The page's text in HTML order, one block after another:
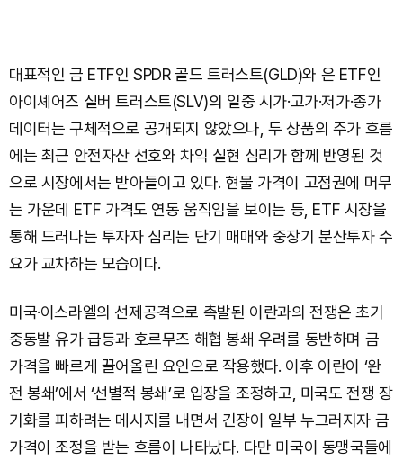
대표적인 금 ETF인 SPDR 골드 트러스트(GLD)와 은 ETF인
아이셰어즈 실버 트러스트(SLV)의 일중 시가·고가·저가·종가
데이터는 구체적으로 공개되지 않았으나, 두 상품의 주가 흐름
에는 최근 안전자산 선호와 차익 실현 심리가 함께 반영된 것
으로 시장에서는 받아들이고 있다. 현물 가격이 고점권에 머무
는 가운데 ETF 가격도 연동 움직임을 보이는 등, ETF 시장을
통해 드러나는 투자자 심리는 단기 매매와 중장기 분산투자 수
요가 교차하는 모습이다.
미국·이스라엘의 선제공격으로 촉발된 이란과의 전쟁은 초기
중동발 유가 급등과 호르무즈 해협 봉쇄 우려를 동반하며 금
가격을 빠르게 끌어올린 요인으로 작용했다. 이후 이란이 ‘완
전 봉쇄’에서 ‘선별적 봉쇄’로 입장을 조정하고, 미국도 전쟁 장
기화를 피하려는 메시지를 내면서 긴장이 일부 누그러지자 금
가격이 조정을 받는 흐름이 나타났다. 다만 미국이 동맹국들에